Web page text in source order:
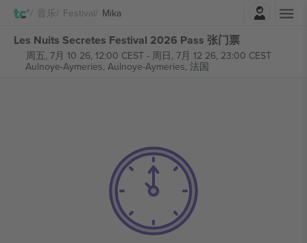
音乐 Festival Mika
Les Nuits Secretes Festival 2026 Pass 张门票
周五, 7月 10 26, 12:00 CEST- 周日, 7月 12 26, 23:00 CEST
Aulnoye-Aymeries, Aulnoye-Aymeries, 法国